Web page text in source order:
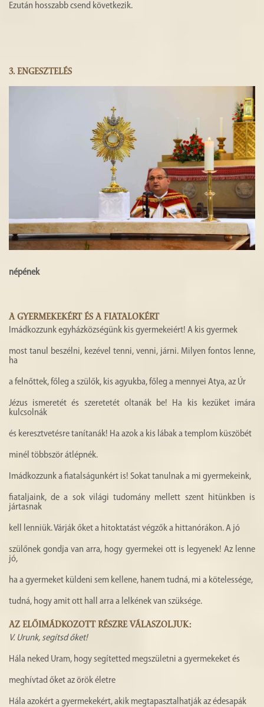
Ezután hosszabb csend következik.
3.ENGESZTELÉS
népének
A GYERMEKEKÉRT ÉS A FIATALOKÉRT
Imádkozzunk egyházközségünk kis gyermekeiért! A kis gyermek
most tanul beszélni, kezével tenni, venni, járni. Milyen fontos lenne,
ha
a felnőttek, főleg a szülők, kis agyukba, főleg a mennyei Atya, az Úr
Jézus ismeretét és szeretetét oltanák be! Ha kis kezüket imára
kulcsolnák
és keresztvetésre tanítanák! Ha azok a kis lábak a templom küszöbét
minél többször átlépnék.
Imádkozzunk a fiatalságunkért is! Sokat tanulnak a mi gyermekeink,
fiataljaink, de a sok világi tudomány mellett szent hitünkben is
jártasnak
kell lenniük. Várják őket a hitoktatást végzők a hittanórákon. A jó
szülőnek gondja van arra, hogy gyermekei ott is legyenek! Az lenne
jó,
ha a gyermeket küldeni sem kellene, hanem tudná, mi a kötelessége,
tudná, hogy amit ott hall arra a lelkének van szüksége.
AZ ELŐIMÁDKOZOTT RÉSZRE VÁLASZOLJUK:
V. Urunk, segítsd őket!
Hála neked Uram, hogy segítetted megszületni a gyermekeket és
meghívtad őket az örök életre
Hála azokért a gyermekekért, akik megtapasztalhatják az édesapák